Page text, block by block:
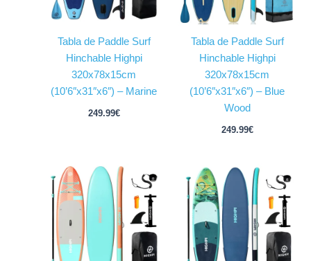
Tabla de Paddle Surf
Hinchable Highpi
320x78x15cm
(10’6″x31″x6″) – Marine
249.99€
Tabla de Paddle Surf
Hinchable Highpi
320x78x15cm
(10’6″x31″x6″) – Blue
Wood
249.99€